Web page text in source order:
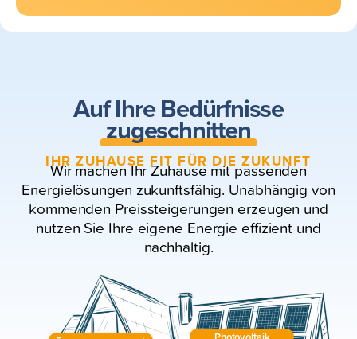
Auf Ihre Bedürfnisse
zugeschnitten
IHR ZUHAUSE FIT FÜR DIE ZUKUNFT
Wir machen Ihr Zuhause mit passenden
Energielösungen zukunftsfähig. Unabhängig von
kommenden Preissteigerungen erzeugen und
nutzen Sie Ihre eigene Energie effizient und
nachhaltig.